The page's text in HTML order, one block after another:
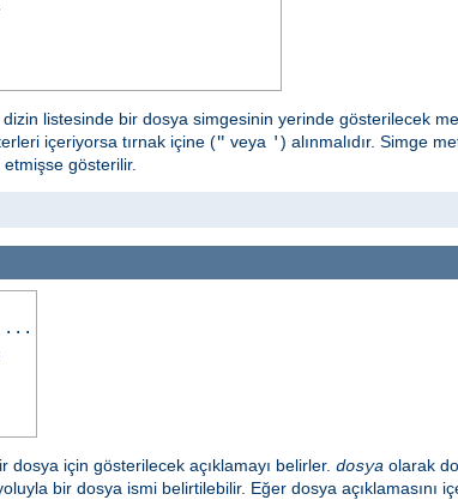
listesinde bir dosya simgesinin yerinde gösterilecek
içeriyorsa tırnak içine (" veya ') alınmalıdır. Simge
gösterilir.
için gösterilecek açıklamayı belirler. dosya olarak
bir dosya ismi belirtilebilir. Eğer dosya açıklamasını